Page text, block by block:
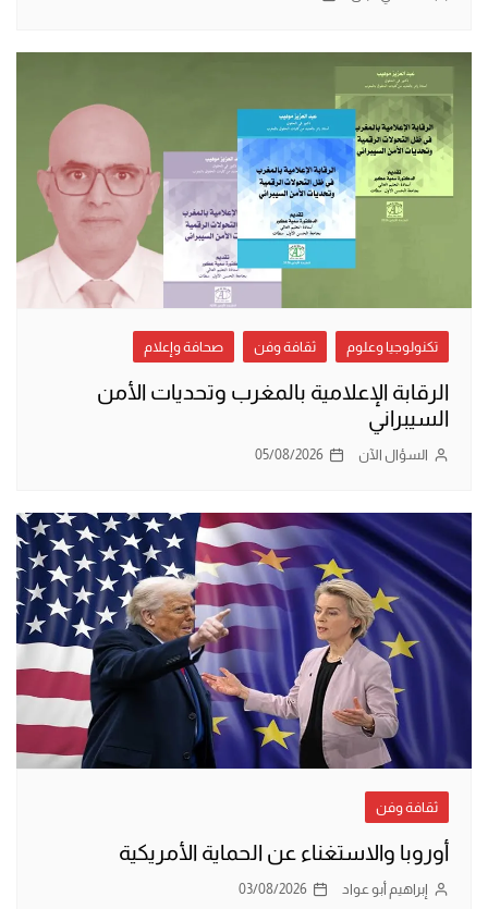
تكنولوجيا وعلوم ثقافة وفن صحافة وإعلام
الرقابة الإعلامية بالمغرب وتحديات الأمن
السيبراني
السؤال الآن 05/08/2026
ثقافة وفن
أوروبا والاستغناء عن الحماية الأمريكية
إبراهيم أبو عواد 03/08/2026